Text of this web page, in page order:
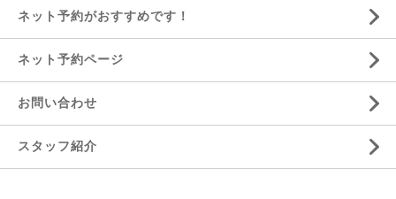
ネット予約がおすすめです！
ネット予約ページ
お問い合わせ
スタッフ紹介